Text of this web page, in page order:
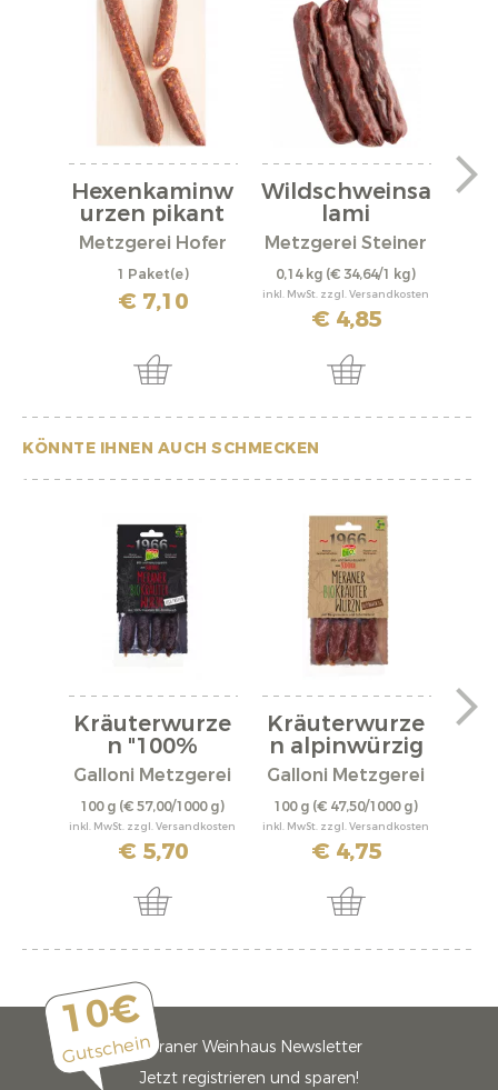
Hexenkaminw
urzen pikant
Metzgerei Hofer
1 Paket(e)
€ 7,10
Wildschweinsa
lami
Metzgerei Steiner
0,14 kg (€ 34,64/1 kg)
inkl. MwSt. zzgl. Versandkosten
€ 4,85
KÖNNTE IHNEN AUCH SCHMECKEN
Kräuterwurze
n "100%
Beef"...
Galloni Metzgerei
100 g (€ 57,00/1000 g)
inkl. MwSt. zzgl. Versandkosten
€ 5,70
Kräuterwurze
n alpinwürzig
Bio
Galloni Metzgerei
100 g (€ 47,50/1000 g)
inkl. MwSt. zzgl. Versandkosten
€ 4,75
10€
GutscheinMeraner Weinhaus Newsletter
Jetzt registrieren und sparen!